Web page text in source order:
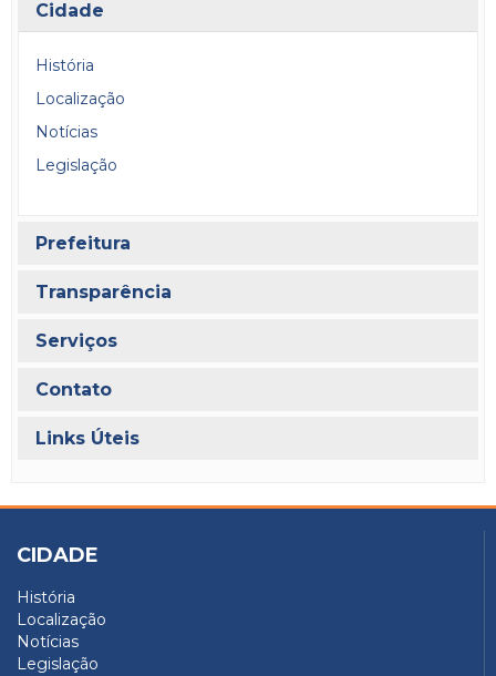
Cidade
História
Localização
Notícias
Legislação
Prefeitura
Transparência
Serviços
Contato
Links Úteis
CIDADE
História
Localização
Notícias
Legislação